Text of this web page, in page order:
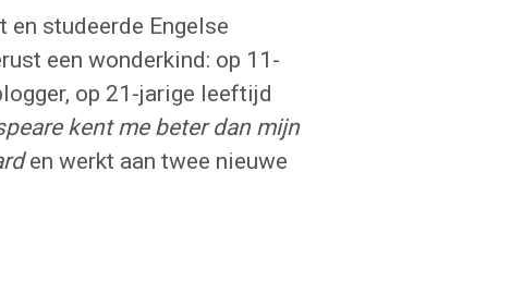
en studeerde Engelse
een wonderkind: op 11-
op 21-jarige leeftijd
kent me beter dan mijn
en werkt aan twee nieuwe